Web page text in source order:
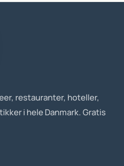
restauranter, hoteller,
i hele Danmark. Gratis